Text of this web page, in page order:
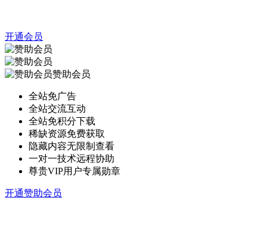
开通会员
赞助会员
全站免广告
全站交流互动
全站免积分下载
稀缺资源免费获取
隐藏内容无限制查看
一对一技术远程协助
尊贵VIP用户专属勋章
开通赞助会员